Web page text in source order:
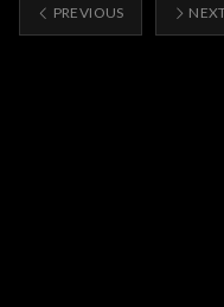
PREVIOUS